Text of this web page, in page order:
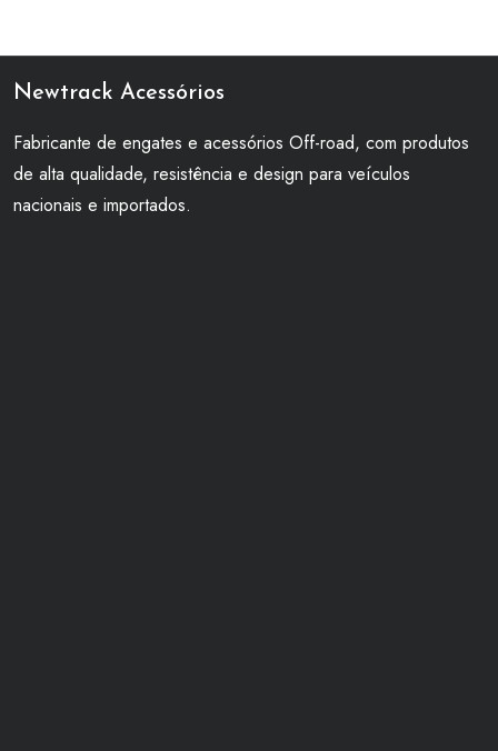
Newtrack Acessórios
Fabricante de engates e acessórios Off-road, com produtos
de alta qualidade, resistência e design para veículos
nacionais e importados.